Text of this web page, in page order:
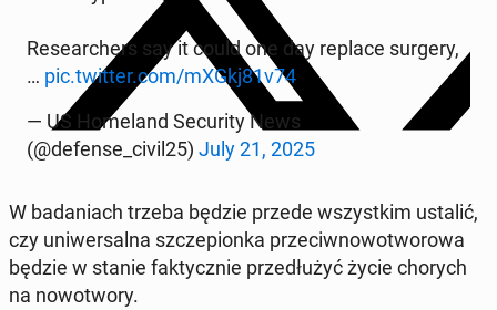
Re­se­ar­chers say it could one day replace surgery,
… pic.twitter.com/mXGkj81v74
— US Ho­me­land Se­cu­ri­ty News
(@defense_civil25) July 21, 2025
W ba­da­niach trzeba będzie przede wszyst­kim ustalić,
czy uni­wer­sal­na szcze­pion­ka prze­ciw­no­wo­two­ro­wa
będzie w stanie fak­tycz­nie prze­dłu­żyć życie chorych
na no­wo­two­ry.